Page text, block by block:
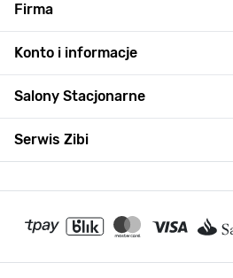
Firma
Konto i informacje
Salony Stacjonarne
Serwis Zibi